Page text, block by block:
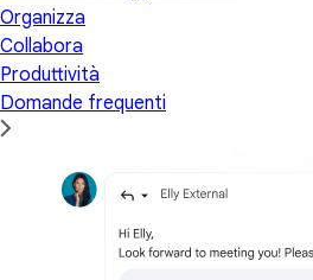
Organizza
Collabora
Produttività
Domande frequenti